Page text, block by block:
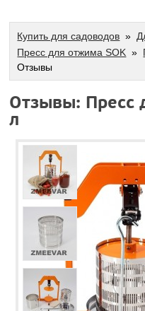
Купить для садоводов »
Пресс для отжима SOK »
Отзывы
Отзывы: Пресс
л